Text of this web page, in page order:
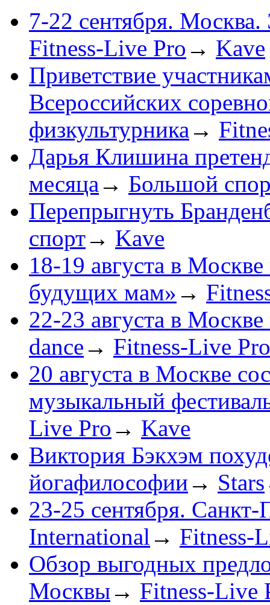
7-22 сентября. Москва.
Fitness-Live Pro → Kave
Приветствие
Всероссийских
физкультурника →
Дарья Клишина
месяца → Большой
Перепрыгнуть
спорт→ Kave
18-19 августа в
будущих мам» →
22-23 августа в
dance → Fitness-Live Pro
20 августа в Москве
музыкальный
Live Pro → Kave
Виктория Бэкхэм
йогафилософии → Stars
23-25 сентября. Санкт-
International → Fitness-
Обзор выгодных
Москвы→ Fitness-Live